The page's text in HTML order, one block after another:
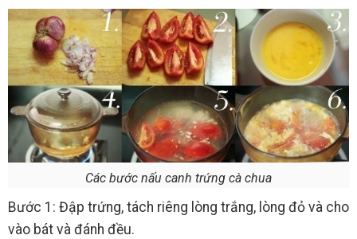
Các bước nấu canh trứng cà chua
Bước 1: Đập trứng, tách riêng lòng trắng, lòng đỏ và cho
vào bát và đánh đều.